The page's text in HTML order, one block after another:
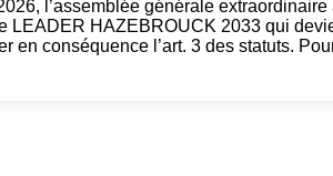
l’assemblée générale
LEADER HAZEBROUCK 2033 qui
en conséquence l’art. 3 des statuts.